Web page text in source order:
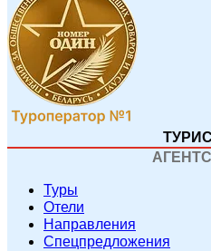
Туры
Отели
Направления
Спецпредложения